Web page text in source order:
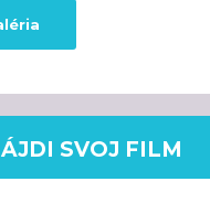
SVOJ FILM